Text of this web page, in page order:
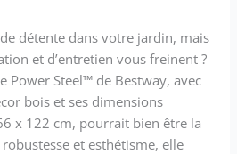
détente dans votre jardin, mais
et d’entretien vous freinent ?
Power Steel™ de Bestway, avec
bois et ses dimensions
x 122 cm, pourrait bien être la
et esthétisme, elle